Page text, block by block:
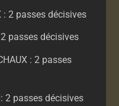
: 2 passes décisives
passes décisives
: 2 passes
2 passes décisives